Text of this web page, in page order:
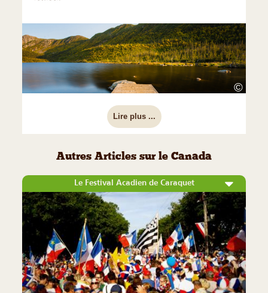
©
Lire plus ...
Autres Articles sur le Canada
Le Festival Acadien de Caraquet